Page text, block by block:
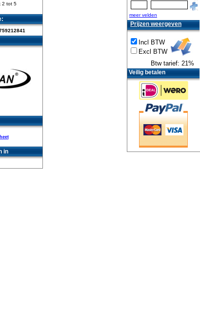
2 tot 5
in
meer velden
Prijzen weergeven
Incl BTW
Excl BTW
Btw tarief: 21%
Veilig betalen